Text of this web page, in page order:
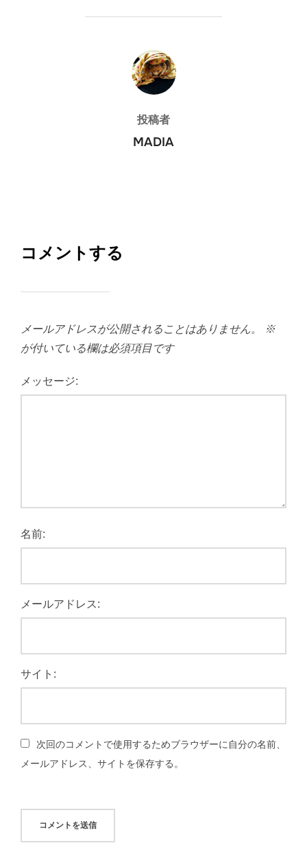
投稿者
投稿者
MADIA
コメントする
メールアドレスが公開されることはありません。
※
が付いている欄は必須項目です
メッセージ:
名前:
メールアドレス:
サイト:
次回のコメントで使用するためブラウザーに自分の名前、
メールアドレス、サイトを保存する。